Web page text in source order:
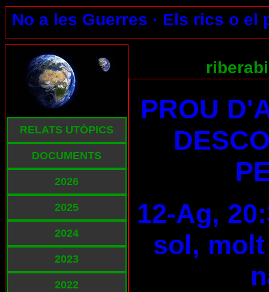
No a les Guerres · Els rics o el
RELATS UTÒPICS
DOCUMENTS
2026
2025
2024
2023
2022
PROU
12-Ag,
sol,